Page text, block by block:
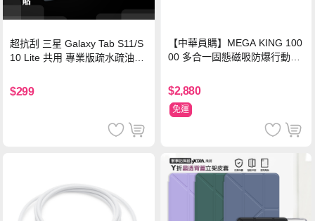
超抗刮 三星 Galaxy Tab S11/S
10 Lite 共用 專業版疏水疏油9H
$299
【中華員購】MEGA KING 100
00 多合一固態磁吸防爆行動電
$2,880
免運